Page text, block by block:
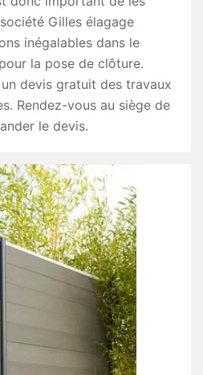
Gilles élagage
inégalables dans le
la pose de clôture.
devis gratuit des travaux
Rendez-vous au siège de
le devis.